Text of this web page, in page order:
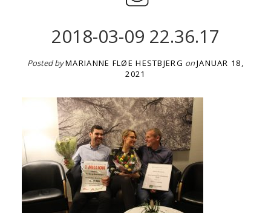
2018-03-09 22.36.17
Posted byMARIANNE FLØE HESTBJERG onJANUAR 18,
2021